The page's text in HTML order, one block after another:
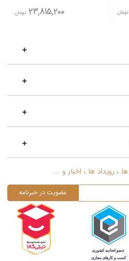
تومان 23,815,200 تومان
رویداد ها ، اخبار و ....